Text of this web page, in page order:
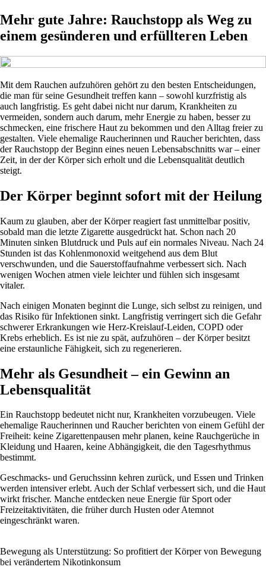
Mehr gute Jahre: Rauchstopp als Weg zu
einem gesünderen und erfüllteren Leben
Mit dem Rauchen aufzuhören gehört zu den besten Entscheidungen,
die man für seine Gesundheit treffen kann – sowohl kurzfristig als
auch langfristig. Es geht dabei nicht nur darum, Krankheiten zu
vermeiden, sondern auch darum, mehr Energie zu haben, besser zu
schmecken, eine frischere Haut zu bekommen und den Alltag freier zu
gestalten. Viele ehemalige Raucherinnen und Raucher berichten, dass
der Rauchstopp der Beginn eines neuen Lebensabschnitts war – einer
Zeit, in der der Körper sich erholt und die Lebensqualität deutlich
steigt.
Der Körper beginnt sofort mit der Heilung
Kaum zu glauben, aber der Körper reagiert fast unmittelbar positiv,
sobald man die letzte Zigarette ausgedrückt hat. Schon nach 20
Minuten sinken Blutdruck und Puls auf ein normales Niveau. Nach 24
Stunden ist das Kohlenmonoxid weitgehend aus dem Blut
verschwunden, und die Sauerstoffaufnahme verbessert sich. Nach
wenigen Wochen atmen viele leichter und fühlen sich insgesamt
vitaler.
Nach einigen Monaten beginnt die Lunge, sich selbst zu reinigen, und
das Risiko für Infektionen sinkt. Langfristig verringert sich die Gefahr
schwerer Erkrankungen wie Herz-Kreislauf-Leiden, COPD oder
Krebs erheblich. Es ist nie zu spät, aufzuhören – der Körper besitzt
eine erstaunliche Fähigkeit, sich zu regenerieren.
Mehr als Gesundheit – ein Gewinn an
Lebensqualität
Ein Rauchstopp bedeutet nicht nur, Krankheiten vorzubeugen. Viele
ehemalige Raucherinnen und Raucher berichten von einem Gefühl der
Freiheit: keine Zigarettenpausen mehr planen, keine Rauchgerüche in
Kleidung und Haaren, keine Abhängigkeit, die den Tagesrhythmus
bestimmt.
Geschmacks- und Geruchssinn kehren zurück, und Essen und Trinken
werden intensiver erlebt. Auch der Schlaf verbessert sich, und die Haut
wirkt frischer. Manche entdecken neue Energie für Sport oder
Freizeitaktivitäten, die früher durch Husten oder Atemnot
eingeschränkt waren.
Bewegung als Unterstützung: So profitiert der Körper von Bewegung
bei verändertem Nikotinkonsum